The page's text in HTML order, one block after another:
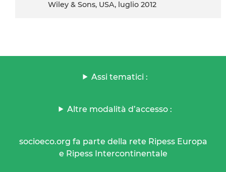
Wiley & Sons, USA, luglio 2012
Assi tematici :
Altre modalità d’accesso :
socioeco.org fa parte della rete Ripess Europa
e Ripess Intercontinentale